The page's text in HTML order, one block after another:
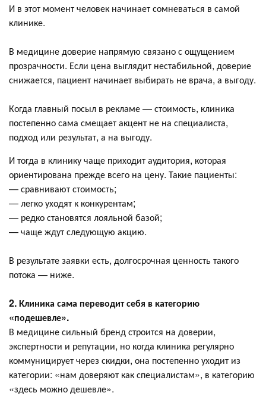
И в этот момент человек начинает сомневаться в самой
клинике.
В медицине доверие напрямую связано с ощущением
прозрачности. Если цена выглядит нестабильной, доверие
снижается, пациент начинает выбирать не врача, а выгоду.
Когда главный посыл в рекламе — стоимость, клиника
постепенно сама смещает акцент не на специалиста,
подход или результат, а на выгоду.
И тогда в клинику чаще приходит аудитория, которая
ориентирована прежде всего на цену. Такие пациенты:
— сравнивают стоимость;
— легко уходят к конкурентам;
— редко становятся лояльной базой;
— чаще ждут следующую акцию.
В результате заявки есть, долгосрочная ценность такого
потока — ниже.
2. Клиника сама переводит себя в категорию
«подешевле».
В медицине сильный бренд строится на доверии,
экспертности и репутации, но когда клиника регулярно
коммуницирует через скидки, она постепенно уходит из
категории: «нам доверяют как специалистам», в категорию
«здесь можно дешевле».